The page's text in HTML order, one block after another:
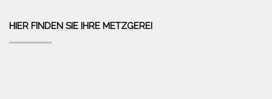
HIER FINDEN SIE IHRE METZGEREI